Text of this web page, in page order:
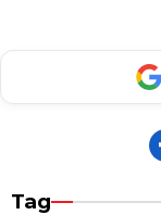
Tag